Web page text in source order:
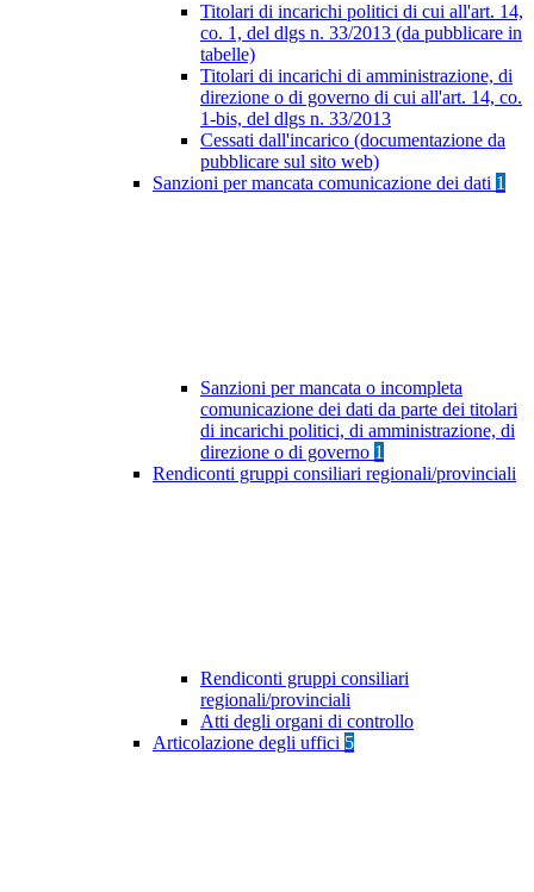
Titolari di incarichi politici di cui all'art. 14,
co. 1, del dlgs n. 33/2013 (da pubblicare in
tabelle)
Titolari di incarichi di amministrazione, di
direzione o di governo di cui all'art. 14, co.
1-bis, del dlgs n. 33/2013
Cessati dall'incarico (documentazione da
pubblicare sul sito web)
Sanzioni per mancata comunicazione dei dati 1
Sanzioni per mancata o incompleta
comunicazione dei dati da parte dei titolari
di incarichi politici, di amministrazione, di
direzione o di governo 1
Rendiconti gruppi consiliari regionali/provinciali
Rendiconti gruppi consiliari
regionali/provinciali
Atti degli organi di controllo
Articolazione degli uffici 5